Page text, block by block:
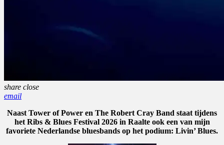
share close
email
Naast Tower of Power en The Robert Cray Band staat tijdens
het Ribs & Blues Festival 2026 in Raalte ook een van mijn
favoriete Nederlandse bluesbands op het podium: Livin’ Blues.